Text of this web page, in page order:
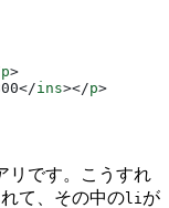
p>
ins></p>
リです。こうすれ
て、その中のli が